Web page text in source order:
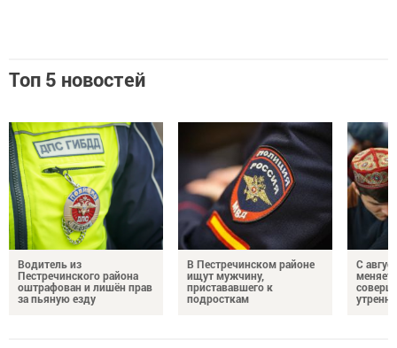
Топ 5 новостей
Водитель из
Пестречинского района
оштрафован и лишён прав
за пьяную езду
В Пестречинском районе
ищут мужчину,
пристававшего к
подросткам
С